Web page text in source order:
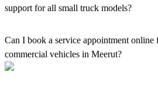
support for all small truck models?
maintenance using genuine parts for all
Can I book a service appointment online
commercial vehicles in Meerut?
Yes, we offer an online service booking